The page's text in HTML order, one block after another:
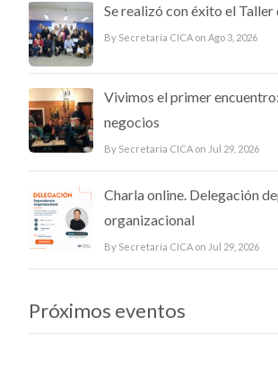
Se realizó con éxito el
By Secretaría CICA on Ago 3, 2026
Vivimos el primer
negocios
By Secretaría CICA on Jul 29, 2026
Charla online. Delegación
organizacional
By Secretaría CICA on Jul 29, 2026
Próximos eventos